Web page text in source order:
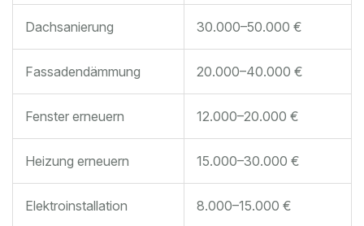
Dachsanierung 30.000–50.000 €
Fassadendämmung 20.000–40.000 €
Fenster erneuern 12.000–20.000 €
Heizung erneuern 15.000–30.000 €
Elektroinstallation 8.000–15.000 €